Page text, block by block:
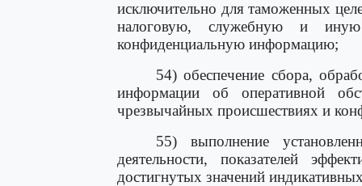
исключительно для таможенных
налоговую, служебную и
конфиденциальную информацию;
54) обеспечение сбора,
информации об оперативной
чрезвычайных происшествиях и
55) выполнение
деятельности, показателей
достигнутых значений